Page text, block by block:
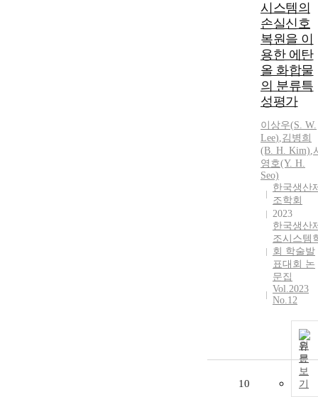
시스템의
손실신호
복원을 이
용한 에탄
올 화합물
의 분류특
성평가
이상우(S. W.
Lee),김병희
(B. H. Kim),
영호(Y. H.
Seo)
한국생산
조학회
2023
한국생산
조시스템
회 학술발
표대회 논
문집
Vol.2023
No.12
원
문
보
기
10